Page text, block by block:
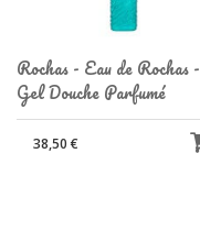
Rochas - Eau de Rochas -
Gel Douche Parfumé
38,50 €